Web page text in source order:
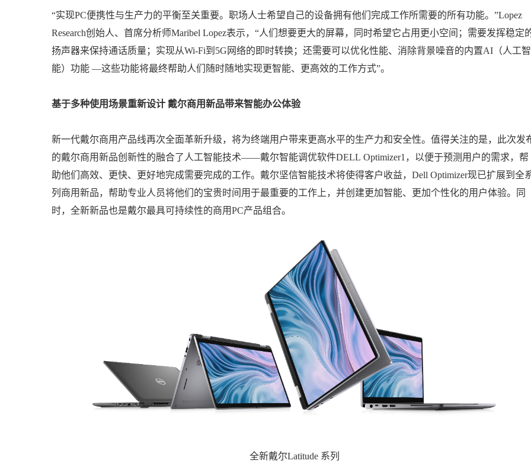
“实现PC便携性与生产力的平衡至关重要。职场人士希望自己的设备拥有他们完成工作所需要的所有功能。”Lopez
Research创始人、首席分析师Maribel Lopez表示，“人们想要更大的屏幕，同时希望它占用更小空间；需要发挥稳定
扬声器来保持通话质量；实现从Wi-Fi到5G网络的即时转换；还需要可以优化性能、消除背景噪音的内置AI（人工智
能）功能 —这些功能将最终帮助人们随时随地实现更智能、更高效的工作方式”。
基于多种使用场景重新设计 戴尔商用新品带来智能办公体验
新一代戴尔商用产品线再次全面革新升级，将为终端用户带来更高水平的生产力和安全性。值得关注的是，此次发
的戴尔商用新品创新性的融合了人工智能技术——戴尔智能调优软件DELL Optimizer1，以便于预测用户的需求，帮
助他们高效、更快、更好地完成需要完成的工作。戴尔坚信智能技术将使得客户收益，Dell Optimizer现已扩展到全
列商用新品，帮助专业人员将他们的宝贵时间用于最重要的工作上，并创建更加智能、更加个性化的用户体验。同
时，全新新品也是戴尔最具可持续性的商用PC产品组合。
全新戴尔Latitude 系列